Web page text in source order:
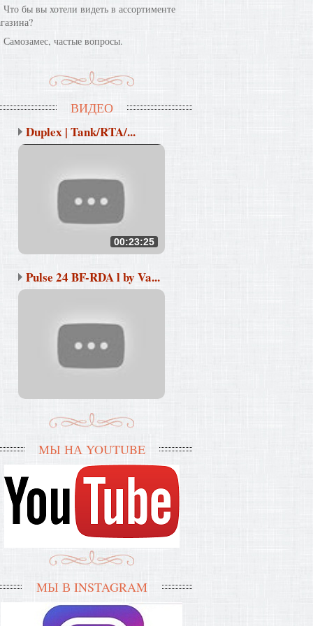
Что бы вы хотели видеть в ассортименте
Самозамес, частые вопросы.
ВИДЕО
Duplex | Tank/RTA/...
00:23:25
Pulse 24 BF-RDA l by Va...
МЫ НА YOUTUBE
МЫ В INSTAGRAM